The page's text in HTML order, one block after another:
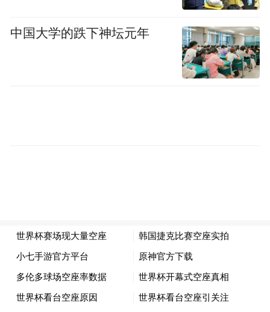
按照国际足联的售票来看，本场低价票售价
为500美元，位于高层看台的边线门票售价为
400美元。面对美国媒体的质疑，国际足联的
中国大学的跌下神坛元年